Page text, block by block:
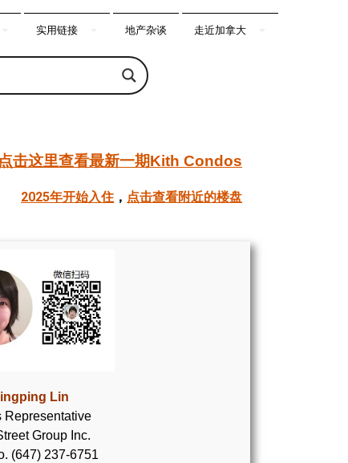
实用链接 地产杂谈 走近加拿大
击这里查看最新一期Kith Condos
2025年开始入住 ， 点击查看附近的楼盘
Lin
Representative
Group Inc.
(647) 237-6751